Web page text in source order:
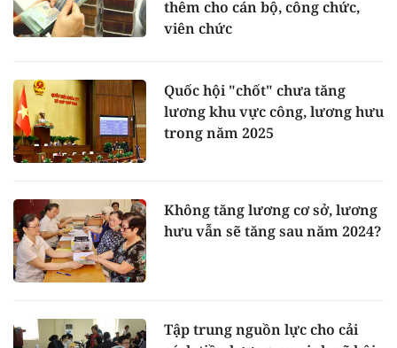
thêm cho cán bộ, công chức,
viên chức
Quốc hội "chốt" chưa tăng
lương khu vực công, lương hưu
trong năm 2025
Không tăng lương cơ sở, lương
hưu vẫn sẽ tăng sau năm 2024?
Tập trung nguồn lực cho cải